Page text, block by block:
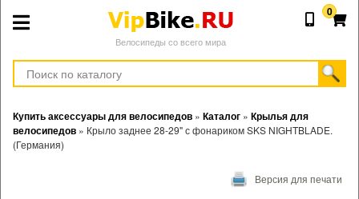
Велосипеды со всего мира
0
Купить аксессуары для велосипедов » Каталог » Крылья для
велосипедов » Крыло заднее 28-29" с фонариком SKS NIGHTBLADE.
(Германия)
Версия для печати